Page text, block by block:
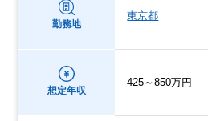
勤務地
東京都
想定年収
425～850万円